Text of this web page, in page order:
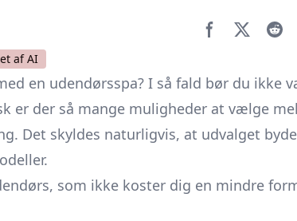
af AI
en udendørsspa? I så fald bør du ikke
er der så mange muligheder at vælge
Det skyldes naturligvis, at udvalget
som ikke koster dig en mindre